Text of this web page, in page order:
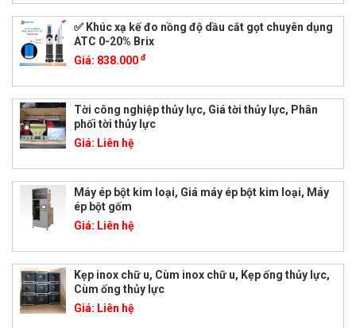
✅ Khúc xạ kế đo nồng độ dầu cắt gọt chuyên dụng
ATC 0-20% Brix
Giá: 838.000 đ
Tời công nghiệp thủy lực, Giá tời thủy lực, Phân
phối tời thủy lực
Giá: Liên hệ
Máy ép bột kim loại, Giá máy ép bột kim loại, Máy
ép bột gốm
Giá: Liên hệ
Kẹp inox chữ u, Cùm inox chữ u, Kẹp ống thủy lực,
Cùm ống thủy lực
Giá: Liên hệ